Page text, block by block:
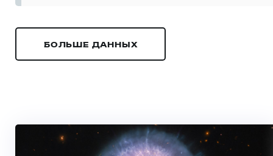
БОЛЬШЕ ДАННЫХ